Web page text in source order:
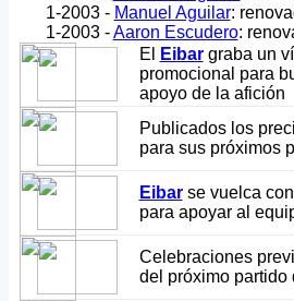
1-2003 - Manuel Aguilar:
1-2003 -Aaron Escudero:
El
Eibargraba un
promocional para
apoyo de la afición
Publicados los
para sus próximos
Eibarse vuelca
para apoyar al
Celebraciones
del próximo partido